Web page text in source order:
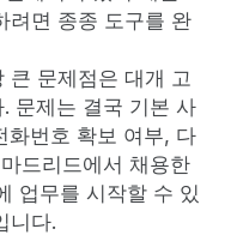
려면 종종 도구를 완
큰 문제점은 대개 고
문제는 결국 기본 사
화번호 확보 여부, 다
드리드에서 채용한
업무를 시작할 수 있
니다.